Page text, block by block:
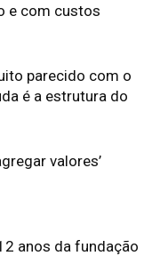
e com custos
parecido com o
é a estrutura do
valores’
anos da fundação